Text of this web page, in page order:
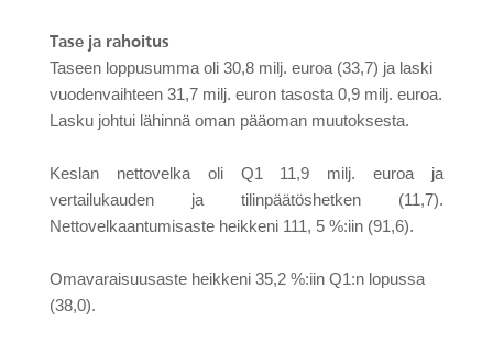
Tase ja rahoitus
Taseen loppusumma oli 30,8 milj. euroa (33,7) ja laski
vuodenvaihteen 31,7 milj. euron tasosta 0,9 milj. euroa.
Lasku johtui lähinnä oman pääoman muutoksesta.
Keslan nettovelka oli Q1 11,9 milj. euroa ja
vertailukauden ja tilinpäätöshetken (11,7).
Nettovelkaantumisaste heikkeni 111, 5 %:iin (91,6).
Omavaraisuusaste heikkeni 35,2 %:iin Q1:n lopussa
(38,0).